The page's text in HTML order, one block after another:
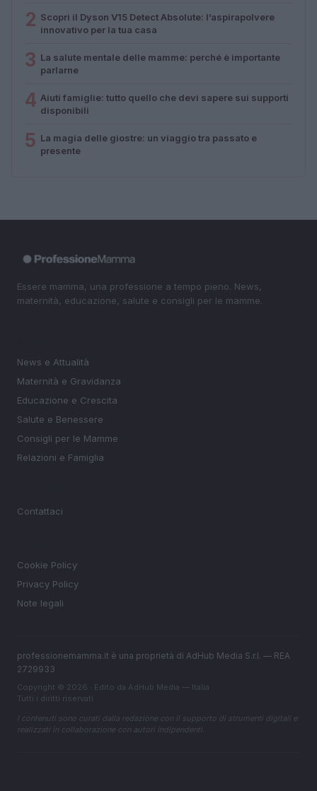
2 Scopri il Dyson V15 Detect Absolute: l’aspirapolvere
innovativo per la tua casa
3 La salute mentale delle mamme: perché è importante
parlarne
4 Aiuti famiglie: tutto quello che devi sapere sui supporti
disponibili
5 La magia delle giostre: un viaggio tra passato e
presente
Essere mamma, una professione a tempo pieno. News,
maternità, educazione, salute e consigli per le mamme.
News e Attualità
Maternità e Gravidanza
Educazione e Crescita
Salute e Benessere
Consigli per le Mamme
Relazioni e Famiglia
Contattaci
Cookie Policy
Privacy Policy
Note legali
professionemamma.it è una proprietà di AdHub Media S.r.l. — REA
2729933
Copyright © 2026 · Edito da AdHub Media — Italia
Tutti i diritti riservati
I contenuti sono curati dalla redazione con il supporto di strumenti digitali e
realizzati in collaborazione con autori indipendenti.